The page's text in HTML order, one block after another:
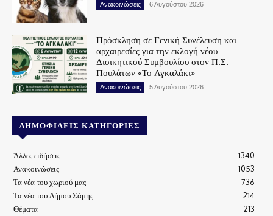
Ανακοινώσεις 6 Αυγούστου 2026
Πρόσκληση σε Γενική Συνέλευση και
αρχαιρεσίες για την εκλογή νέου
Διοικητικού Συμβουλίου στον Π.Σ.
Πουλάτων «Το Αγκαλάκι»
Ανακοινώσεις 5 Αυγούστου 2026
ΔΗΜΟΦΙΛΕΊΣ ΚΑΤΗΓΟΡΊΕΣ
Άλλες ειδήσεις
1340
Ανακοινώσεις
1053
Τα νέα του χωριού μας
736
Τα νέα του Δήμου Σάμης
214
Θέματα
213